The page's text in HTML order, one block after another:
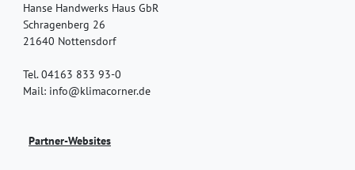
Hanse Handwerks Haus GbR
Schragenberg 26
21640 Nottensdorf
Tel. 04163 833 93-0
Mail: info@klimacorner.de
Partner-Websites